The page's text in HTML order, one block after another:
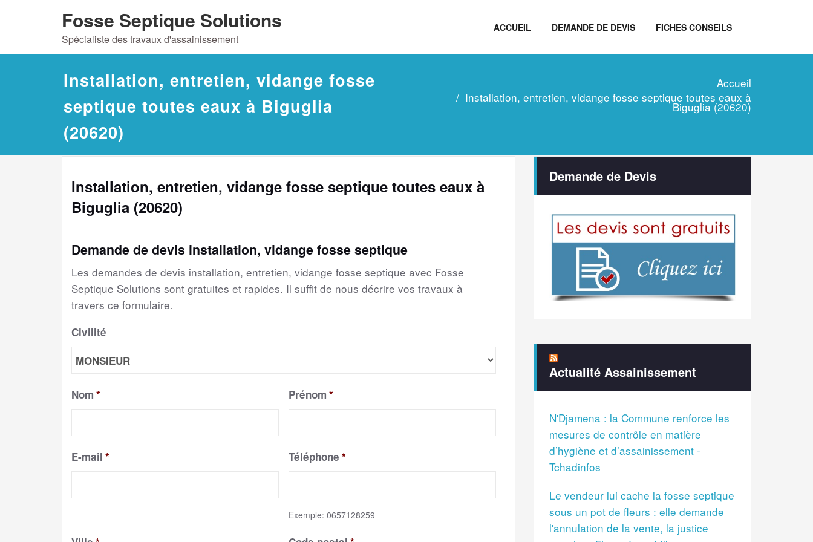
Fosse Septique Solutions
Spécialiste des travaux d'assainissement
ACCUEIL DEMANDE DE DEVIS FICHES CONSEILS
Installation, entretien, vidange fosse
septique toutes eaux à Biguglia
(20620)
Accueil
Installation, entretien, vidange fosse septique toutes eaux à
Biguglia (20620)
Installation, entretien, vidange fosse septique toutes eaux à
Biguglia (20620)
Demande de devis installation, vidange fosse septique
Les demandes de devis installation, entretien, vidange fosse septique avec Fosse
Septique Solutions sont gratuites et rapides. Il suffit de nous décrire vos travaux à
travers ce formulaire.
Civilité
Nom * Prénom *
E-mail * Téléphone *
Exemple: 0657128259
Demande de Devis
Actualité Assainissement
N'Djamena : la Commune renforce les
mesures de contrôle en matière
d’hygiène et d’assainissement -
Tchadinfos
Le vendeur lui cache la fosse septique
sous un pot de fleurs : elle demande
l'annulation de la vente, la justice